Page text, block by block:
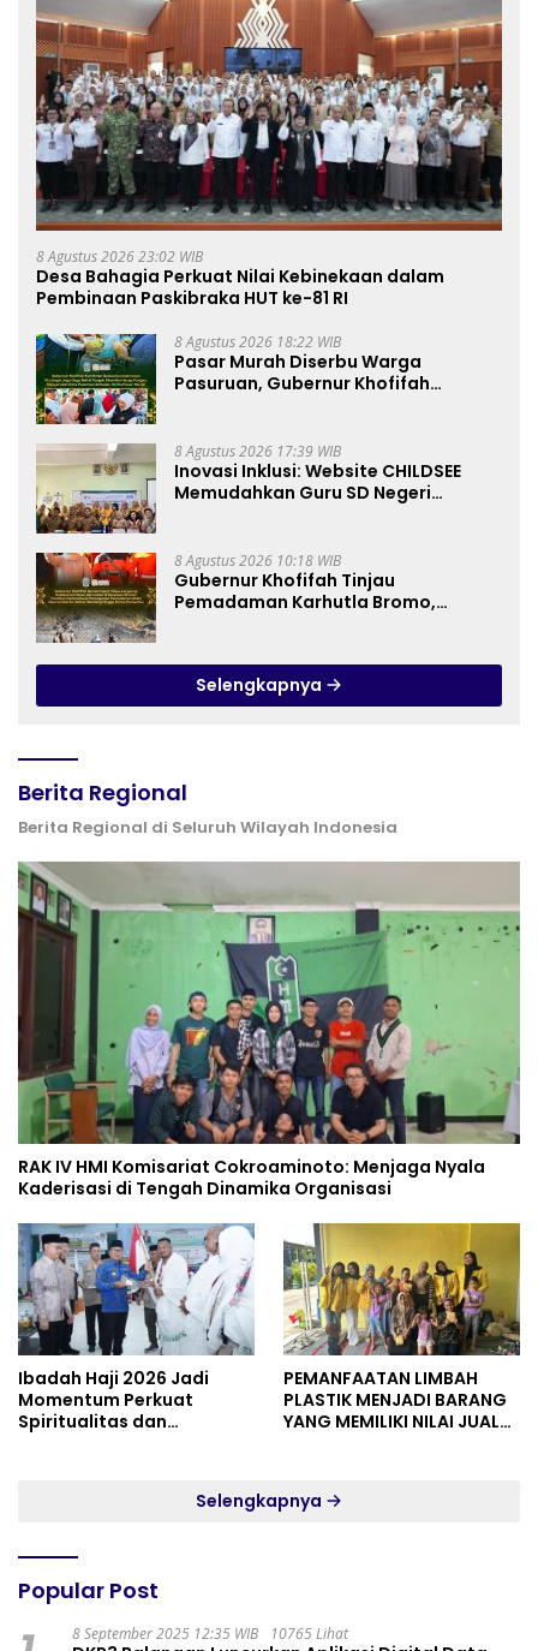
8 Agustus 2026 23:02 WIB
Desa Bahagia Perkuat Nilai Kebinekaan dalam
Pembinaan Paskibraka HUT ke-81 RI
8 Agustus 2026 18:22 WIB
Pasar Murah Diserbu Warga
Pasuruan, Gubernur Khofifah
8 Agustus 2026 17:39 WIB
Inovasi Inklusi: Website CHILDSEE
Memudahkan Guru SD Negeri
8 Agustus 2026 10:18 WIB
Gubernur Khofifah Tinjau
Pemadaman Karhutla Bromo,
Selengkapnya
Berita Regional
Berita Regional di Seluruh Wilayah Indonesia
RAK IV HMI Komisariat Cokroaminoto: Menjaga Nyala
Kaderisasi di Tengah Dinamika Organisasi
Ibadah Haji 2026 Jadi
Momentum Perkuat
Spiritualitas dan
PEMANFAATAN LIMBAH
PLASTIK MENJADI BARANG
YANG MEMILIKI NILAI JUAL
Selengkapnya
Popular Post
8 September 2025 12:35 WIB 10765 Lihat